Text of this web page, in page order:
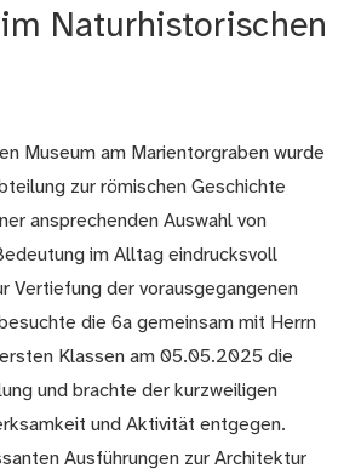
Naturhistorischen
Museum am Marientorgraben wurde
zur römischen Geschichte
ansprechenden Auswahl von
im Alltag eindrucksvoll
Vertiefung der vorausgegangenen
die 6a gemeinsam mit Herrn
Klassen am 05.05.2025 die
und brachte der kurzweiligen
und Aktivität entgegen.
Ausführungen zur Architektur